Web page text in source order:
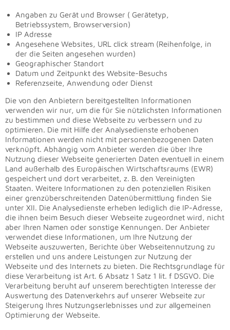
Angaben zu Gerät und Browser ( Gerätetyp,
Betriebssystem, Browserversion)
IP Adresse
Angesehene Websites, URL click stream (Reihenfolge, in
der die Seiten angesehen wurden)
Geographischer Standort
Datum und Zeitpunkt des Website-Besuchs
Referenzseite, Anwendung oder Dienst
Die von den Anbietern bereitgestellten Informationen
verwenden wir nur, um die für Sie nützlichsten Informationen
zu bestimmen und diese Webseite zu verbessern und zu
optimieren. Die mit Hilfe der Analysedienste erhobenen
Informationen werden nicht mit personenbezogenen Daten
verknüpft. Abhängig vom Anbieter werden die über Ihre
Nutzung dieser Webseite generierten Daten eventuell in einem
Land außerhalb des Europäischen Wirtschaftsraums (EWR)
gespeichert und dort verarbeitet, z. B. den Vereinigten
Staaten. Weitere Informationen zu den potenziellen Risiken
einer grenzüberschreitenden Datenübermittlung finden Sie
unter XII. Die Analysedienste erheben lediglich die IP-Adresse,
die ihnen beim Besuch dieser Webseite zugeordnet wird, nicht
aber Ihren Namen oder sonstige Kennungen. Der Anbieter
verwendet diese Informationen, um Ihre Nutzung der
Webseite auszuwerten, Berichte über Webseitennutzung zu
erstellen und uns andere Leistungen zur Nutzung der
Webseite und des Internets zu bieten. Die Rechtsgrundlage für
diese Verarbeitung ist Art. 6 Absatz 1 Satz 1 lit. f DSGVO. Die
Verarbeitung beruht auf unserem berechtigten Interesse der
Auswertung des Datenverkehrs auf unserer Webseite zur
Steigerung Ihres Nutzungserlebnisses und zur allgemeinen
Optimierung der Webseite.